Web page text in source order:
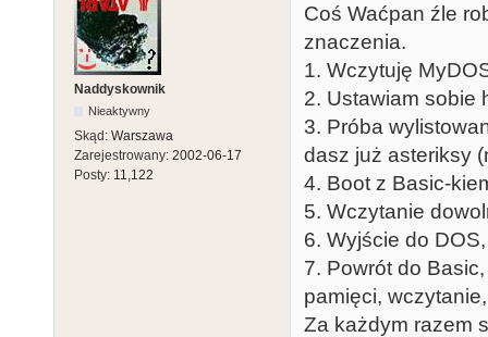
Naddyskownik
Nieaktywny
Skąd: Warszawa
Zarejestrowany: 2002-06-17
Posty: 11,122
Coś Waćpan źle
znaczenia.
1. Wczytuję
2. Ustawiam sobie
3. Próba
dasz już asteriksy
4. Boot z Basic-
5. Wczytanie
6. Wyjście do
7. Powrót do
pamięci,
Za każdym razem